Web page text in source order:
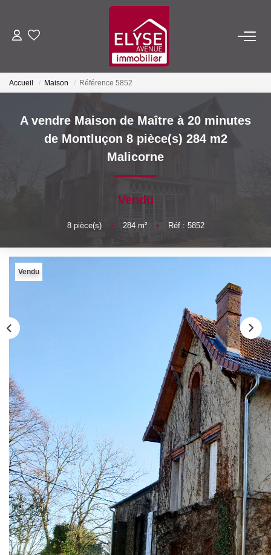
ACHETER
ESTIMER
NOTRE AGENCE
Qui Sommes-Nous
Nous Rejoindre
Accueil Maison Référence 5852
A vendre Maison de Maître à 20 minutes
de Montluçon 8 pièce(s) 284 m2
Malicorne
Vendu
8pièce(s) • 284m² • Réf : 5852
Vendu
Description
Réf : 5852
A vendre à 18 kms de Montluçon, Magnifique maison de
maître de type F8 (284 m²) élevée sur caves, sur 2
niveaux, à rénover, comprenant une verrière, une grande